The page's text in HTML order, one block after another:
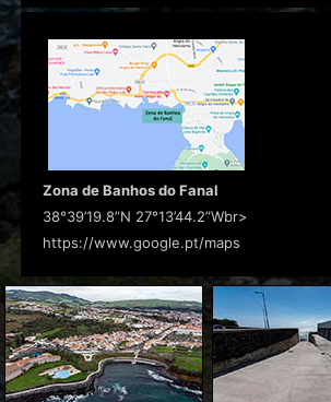
Zona de Banhos do Fanal
38°39’19.8”N 27°13’44.2”Wbr>
https://www.google.pt/maps